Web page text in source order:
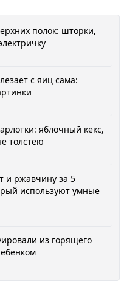
полок: шторки,
с яиц сама:
яблочный кекс,
толстею
и ржавчину за 5
используют умные
из горящего